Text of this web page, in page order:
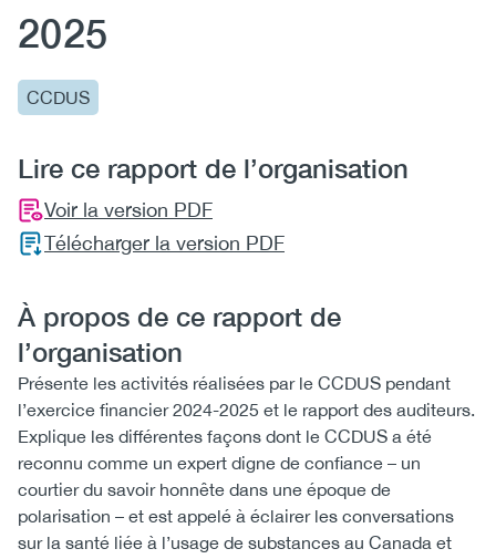
2025
CCDUS
Lire ce rapport de l’organisation
Voir la version PDF
Télécharger la version PDF
À propos de ce rapport de
l’organisation
Présente les activités réalisées par le CCDUS pendant
l’exercice financier 2024-2025 et le rapport des auditeurs.
Explique les différentes façons dont le CCDUS a été
reconnu comme un expert digne de confiance – un
courtier du savoir honnête dans une époque de
polarisation – et est appelé à éclairer les conversations
sur la santé liée à l’usage de substances au Canada et